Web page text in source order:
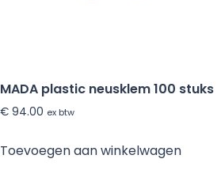
MADA plastic neusklem 100 stuks
€ 94.00 ex btw
Toevoegen aan winkelwagen